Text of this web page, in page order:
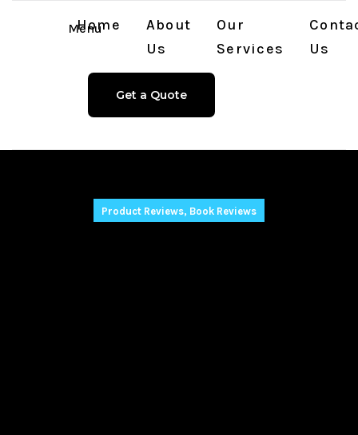
Menu
Home
About
Us
Our
Services
Us
Get a Quote
Product Reviews, Book Reviews